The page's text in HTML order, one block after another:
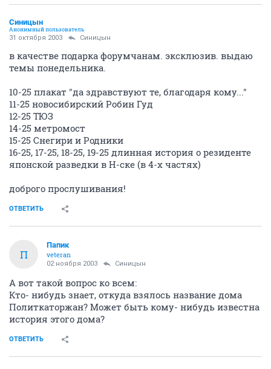
Синицын
Анонимный пользователь
31 октября 2003 Синицын
в качестве подарка форумчанам. эксклюзив. выдаю
темы понедельника.
10-25 плакат "да здравствуют те, благодаря кому..."
11-25 новосибирский Робин Гуд
12-25 ТЮЗ
14-25 метромост
15-25 Снегири и Родники
16-25, 17-25, 18-25, 19-25 длинная история о резиденте
японской разведки в Н-ске (в 4-х частях)
доброго прослушивания!
ОТВЕТИТЬ
П
Папик
veteran
02 ноября 2003 Синицын
А вот такой вопрос ко всем:
Кто- нибудь знает, откуда взялось название дома
Политкаторжан? Может быть кому- нибудь известна
история этого дома?
ОТВЕТИТЬ